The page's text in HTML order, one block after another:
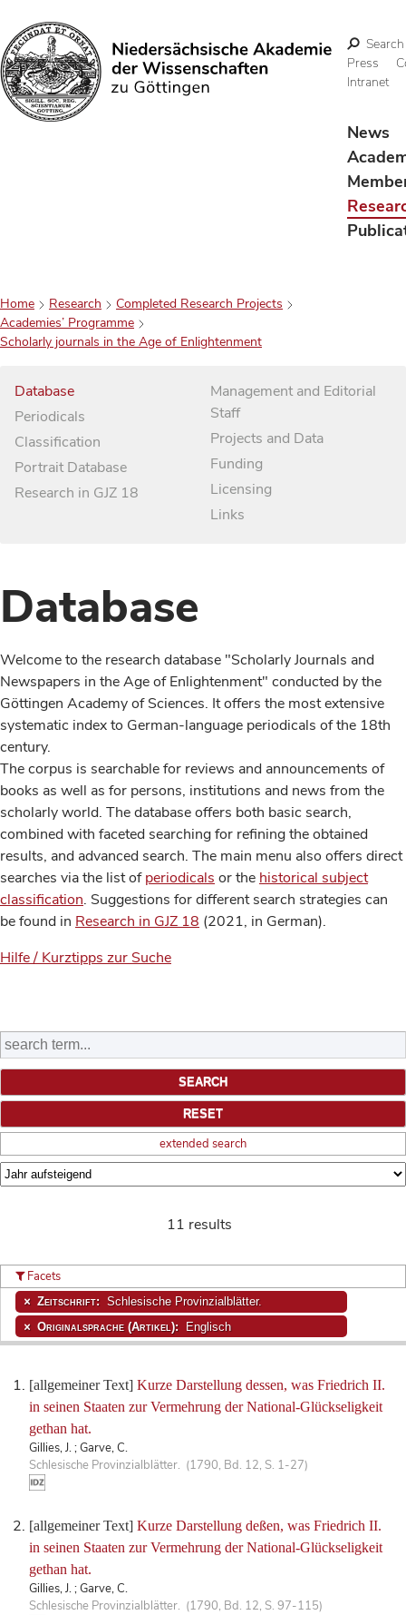
Search
Search
Press
Intranet
News
Home Research
Completed Research Projects
Academies’ Programme
Scholarly journals in the Age of Enlightenment
Database
Periodicals
Classification
Portrait Database
Research in GJZ 18
Management and Editorial
Staff
Projects and Data
Funding
Licensing
Links
Database
Welcome to the research database "Scholarly Journals and
Newspapers in the Age of Enlightenment" conducted by the
Göttingen Academy of Sciences. It offers the most extensive
systematic index to German-language periodicals of the 18th
century.
The corpus is searchable for reviews and announcements of
books as well as for persons, institutions and news from the
scholarly world. The database offers both basic search,
combined with faceted searching for refining the obtained
results, and advanced search. The main menu also offers direct
searches via the list ofperiodicals or the historical subject
classification. Suggestions for different search strategies can
be found in Research in GJZ 18 (2021, in German).
Hilfe / Kurztipps zur Suche
extended search
11 results
[allgemeiner Text] Kurze Darstellung dessen, was Friedrich II.
in seinen Staaten zur Vermehrung der National-Glückseligkeit
gethan hat.
Gillies, J. ; Garve, C.
Schlesische Provinzialblätter. (1790, Bd. 12, S. 1-27)
[allgemeiner Text] Kurze Darstellung deßen, was Friedrich II.
in seinen Staaten zur Vermehrung der National-Glückseligkeit
gethan hat.
Gillies, J. ; Garve, C.
Schlesische Provinzialblätter. (1790, Bd. 12, S. 97-115)
Facets
Zeitschrift: Schlesische Provinzialblätter.
Originalsprache (Artikel): Englisch